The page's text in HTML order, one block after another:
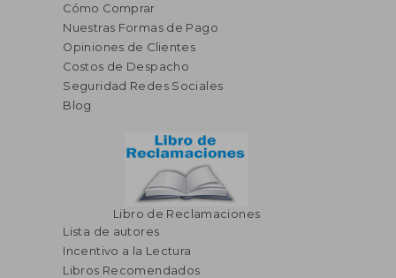
Cómo Comprar
Nuestras Formas de Pago
Opiniones de Clientes
Costos de Despacho
Seguridad Redes Sociales
Blog
Libro de Reclamaciones
Lista de autores
Incentivo a la Lectura
Libros Recomendados